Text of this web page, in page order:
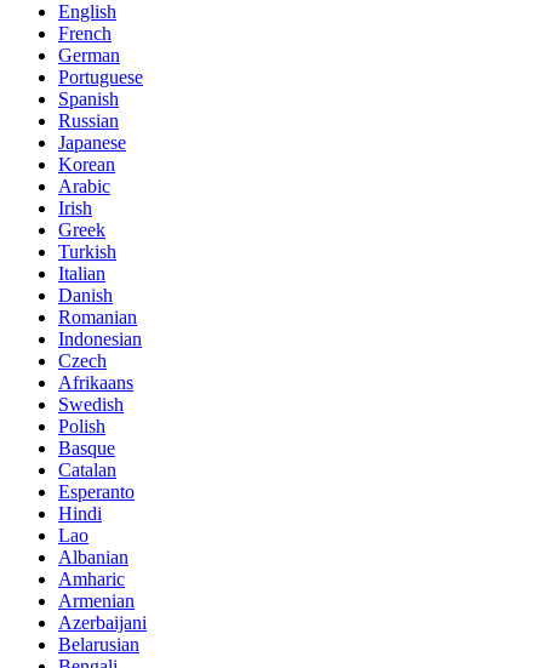
English
French
German
Portuguese
Spanish
Russian
Japanese
Korean
Arabic
Irish
Greek
Turkish
Italian
Danish
Romanian
Indonesian
Czech
Afrikaans
Swedish
Polish
Basque
Catalan
Esperanto
Hindi
Lao
Albanian
Amharic
Armenian
Azerbaijani
Belarusian